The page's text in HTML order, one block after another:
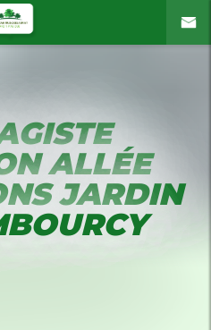
ALLÉE
JARDIN